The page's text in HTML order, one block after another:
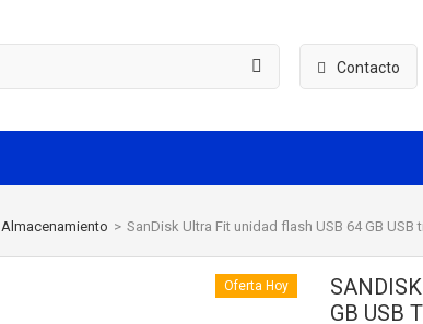
Contacto
Almacenamiento > SanDisk Ultra Fit unidad flash USB 64 GB USB
Oferta Hoy
GB USB